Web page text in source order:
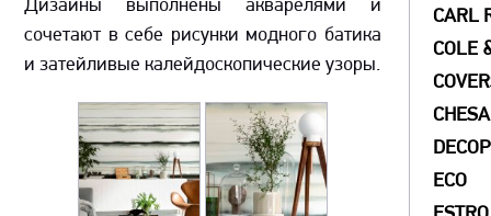
Дизайны выполнены акварелями и
сочетают в себе рисунки модного батика
и затейливые калейдоскопические узоры.
CARL
COLE
ECO